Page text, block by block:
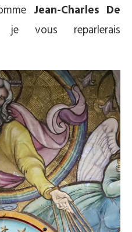
Jean-Charles De
vous reparlerais